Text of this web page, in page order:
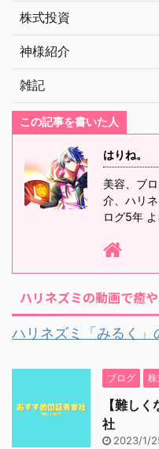
株式投資
神様紹介
雑記
この記事を書いた人
はりね。
美容、ブ
介、ハリ
ログ5年
ハリネズミの動画で癒
ハリネズミ「みるく」
ブログ
【難し
社
2023/1/